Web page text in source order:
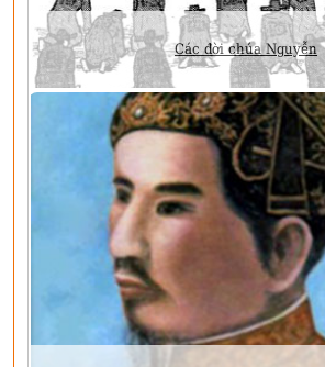
Các đời chúa Nguyễn